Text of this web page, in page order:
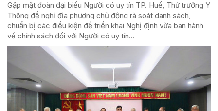
Gặp mặt đoàn đại biểu Người có uy tín TP. Huế, Thứ trưởng Y
Thông đề nghị địa phương chủ động rà soát danh sách,
chuẩn bị các điều kiện để triển khai Nghị định vừa ban hành
về chính sách đối với Người có uy tín...